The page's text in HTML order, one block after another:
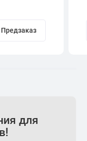
Предзаказ
для